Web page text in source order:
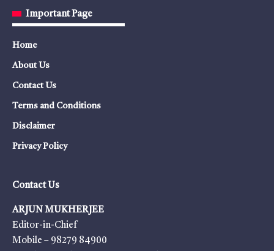
Important Page
Home
About Us
Contact Us
Terms and Conditions
Disclaimer
Privacy Policy
Contact Us
ARJUN MUKHERJEE
Editor-in-Chief
Mobile – 98279 84900